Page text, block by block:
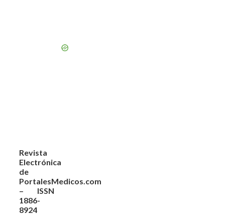
Revista
Electrónica
de
PortalesMedicos.com
– ISSN
1886-
8924